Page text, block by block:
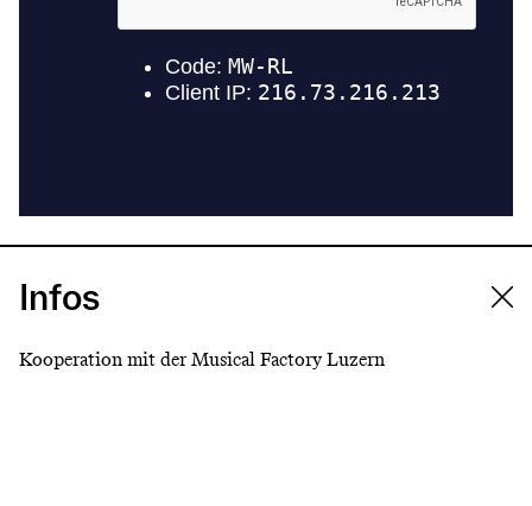
Infos
Kooperation mit der Musical Factory Luzern